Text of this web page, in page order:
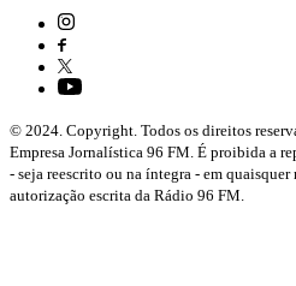
© 2024. Copyright. Todos os direitos
Empresa Jornalística 96 FM. É proibida a
- seja reescrito ou na íntegra - em
autorização escrita da Rádio 96 FM.